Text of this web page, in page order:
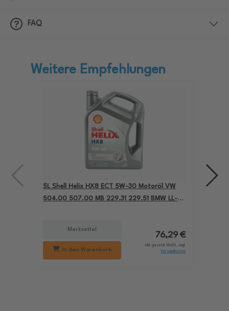
FAQ
Weitere Empfehlungen
5L Shell Helix HX8 ECT 5W-30 Motoröl VW
504.00 507.00 MB 229.31 229.51 BMW LL-04
Merkzettel
In den Warenkorb
76,29 €
inkl. gesetzl. MwSt., zzgl.
Versandkosten